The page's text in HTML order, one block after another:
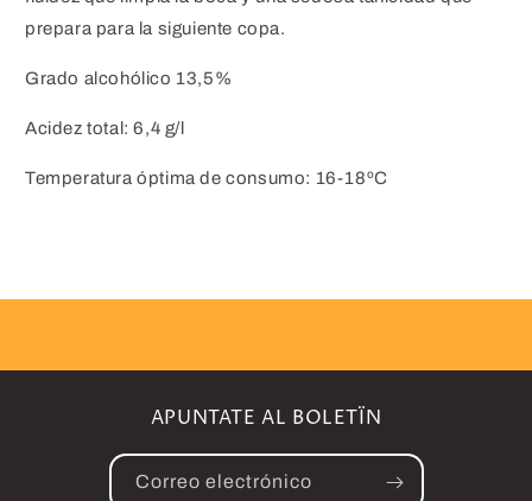
prepara para la siguiente copa.
Grado alcohólico 13,5%
Acidez total: 6,4 g/l
Temperatura óptima de consumo: 16-18ºC
APUNTATE AL BOLETÏN
Correo electrónico